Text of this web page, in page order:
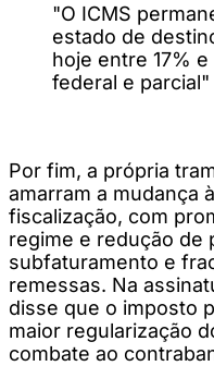
"O ICMS
estado de
hoje entre 17%
federal e parcial"
Por fim, a própria
amarram a mudança
fiscalização, com
regime e redução de
subfaturamento e
remessas. Na
disse que o imposto
maior regularização
combate ao